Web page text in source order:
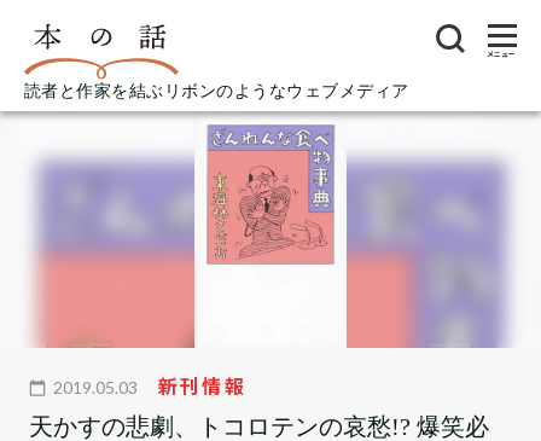
読者と作家を結ぶリボンのようなウェブメディア
メニュー
2019.05.03 新刊情報
天かすの悲劇、トコロテンの哀愁!? 爆笑必